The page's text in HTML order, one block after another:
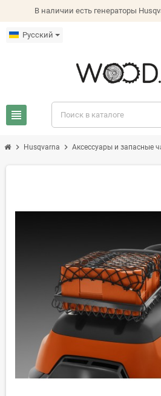
В наличии есть генераторы
Русский
view_headline
chevron_right Husqvarna chevron_right Аксессуары и запасные